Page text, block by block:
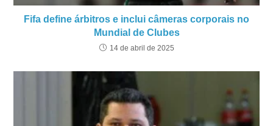
Fifa define árbitros e inclui câmeras corporais no
Mundial de Clubes
14 de abril de 2025